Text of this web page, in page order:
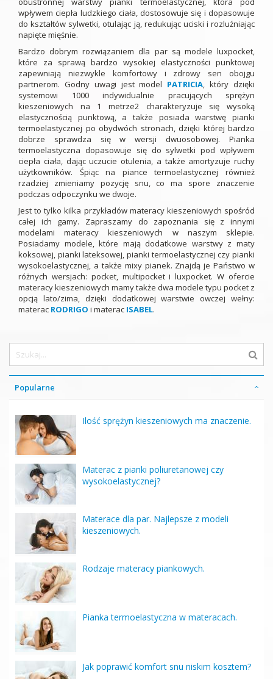
wpływem ciepła ludzkiego ciała, dostosowuje się i dopasowuje
do kształtów sylwetki, otulając ją, redukując uciski i rozluźniając
napięte mięśnie.
Bardzo dobrym rozwiązaniem dla par są modele luxpocket,
które za sprawą bardzo wysokiej elastyczności punktowej
zapewniają niezwykle komfortowy i zdrowy sen obojgu
partnerom. Godny uwagi jest model PATRICIA, który dzięki
systemowi 1000 indywidualnie pracujących sprężyn
kieszeniowych na 1 metrze2 charakteryzuje się wysoką
elastycznością punktową, a także posiada warstwę pianki
termoelastycznej po obydwóch stronach, dzięki której bardzo
dobrze sprawdza się w wersji dwuosobowej. Pianka
termoelastyczna dopasowuje się do sylwetki pod wpływem
ciepła ciała, dając uczucie otulenia, a także amortyzuje ruchy
użytkowników. Śpiąc na piance termoelastycznej również
rzadziej zmieniamy pozycję snu, co ma spore znaczenie
podczas odpoczynku we dwoje.
Jest to tylko kilka przykładów materacy kieszeniowych spośród
całej ich gamy. Zapraszamy do zapoznania się z innymi
modelami materacy kieszeniowych w naszym sklepie.
Posiadamy modele, które mają dodatkowe warstwy z maty
koksowej, pianki lateksowej, pianki termoelastycznej czy pianki
wysokoelastycznej, a także mixy pianek. Znajdą je Państwo w
różnych wersjach: pocket, multipocket i luxpocket. W ofercie
materacy kieszeniowych mamy także dwa modele typu pocket z
opcją lato/zima, dzięki dodatkowej warstwie owczej wełny:
materac RODRIGO i materac ISABEL.
Popularne
Ilość sprężyn kieszeniowych ma znaczenie.
Materac z pianki poliuretanowej czy
wysokoelastycznej?
Materace dla par. Najlepsze z modeli
kieszeniowych.
Rodzaje materacy piankowych.
Pianka termoelastyczna w materacach.
Jak poprawić komfort snu niskim kosztem?